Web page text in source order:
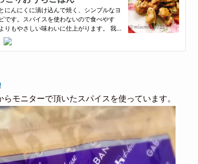
らモニターで頂いたスパイスを使っています。